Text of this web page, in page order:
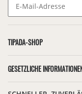
TIPADA-SHOP
GESETZLICHE